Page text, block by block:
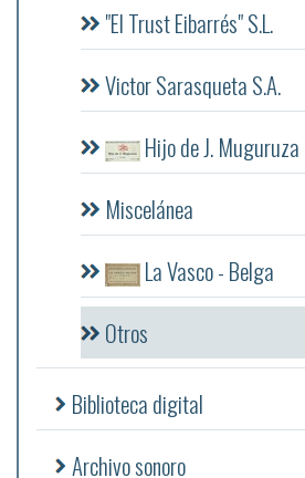
"El Trust Eibarrés" S.L.
Victor Sarasqueta S.A.
Hijo de J. Muguruza
Miscelánea
La Vasco - Belga
Otros
Biblioteca digital
Archivo sonoro